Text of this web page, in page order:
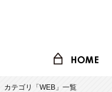
カテゴリ「 WEB 」一覧